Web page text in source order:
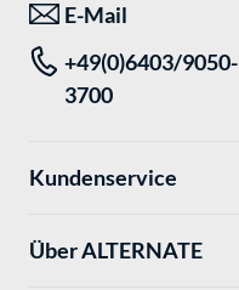
E-Mail
+49(0)6403/9050-
3700
Kundenservice
Über ALTERNATE